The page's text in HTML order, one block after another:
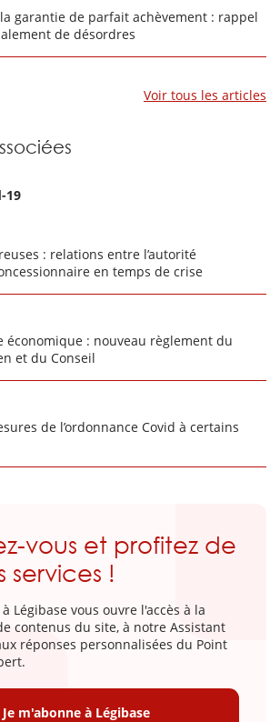
garantie de parfait achèvement : rappel
de désordres
Voir tous les articles
19
: relations entre l’autorité
en temps de crise
économique : nouveau règlement du
et du Conseil
de l’ordonnance Covid à certains
vous et profitez de
services !
Légibase vous ouvre l'accès à la
contenus du site, à notre Assistant
réponses personnalisées du Point
Je m'abonne à Légibase